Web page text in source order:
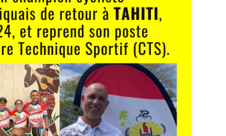
Quand le journal LE
télévision martiniquaise
Zitata TV, la télévision
symbolique dans son
national Le Monde lui
saluant l’énergie, la
s’impose désormais
audiovisuel ultramarin.
Une reconnaissance